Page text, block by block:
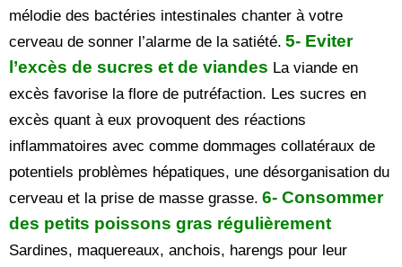
mélodie des bactéries intestinales chanter à votre
cerveau de sonner l’alarme de la satiété. 5- Eviter
l’excès de sucres et de viandes La viande en
excès favorise la flore de putréfaction. Les sucres en
excès quant à eux provoquent des réactions
inflammatoires avec comme dommages collatéraux de
potentiels problèmes hépatiques, une désorganisation du
cerveau et la prise de masse grasse. 6- Consommer
des petits poissons gras régulièrement
Sardines, maquereaux, anchois, harengs pour leur